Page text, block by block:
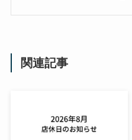
関連記事